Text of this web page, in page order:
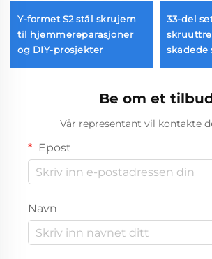
Y-formet S2 stål skrujern
til hjemmereparasjoner
og DIY-prosjekter
33-del
skadede
Be om et
Vår representant vil kontakte
Epost
Navn